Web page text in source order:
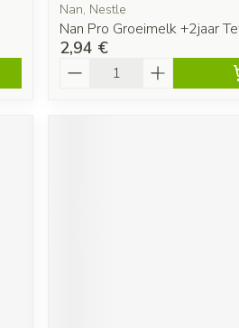
Nan, Nestle
Nan Pro Groeimelk +2jaar
2,94 €
Quantité